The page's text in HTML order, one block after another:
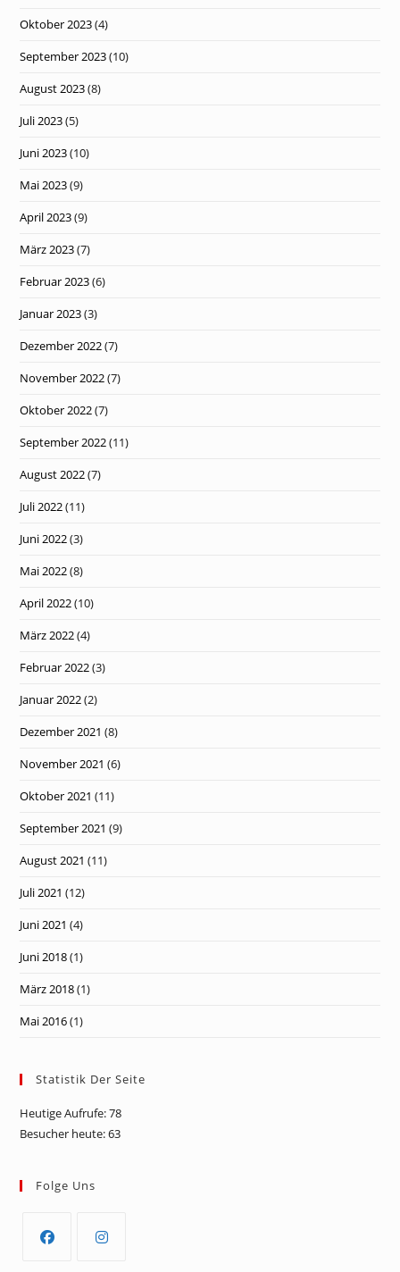
Oktober 2023(4)
September 2023(10)
August 2023(8)
Juli 2023(5)
Juni 2023(10)
Mai 2023(9)
April 2023(9)
März 2023(7)
Februar 2023(6)
Januar 2023(3)
Dezember 2022(7)
November 2022(7)
Oktober 2022(7)
September 2022(11)
August 2022(7)
Juli 2022(11)
Juni 2022(3)
Mai 2022(8)
April 2022(10)
März 2022(4)
Februar 2022(3)
Januar 2022(2)
Dezember 2021 (8)
November 2021 (6)
Oktober 2021 (11)
September 2021 (9)
August 2021 (11)
Juli 2021 (12)
Juni 2021 (4)
Juni 2018(1)
März 2018(1)
Mai 2016(1)
Statistik Der Seite
Heutige Aufrufe:78
Besucher heute:63
Folge Uns